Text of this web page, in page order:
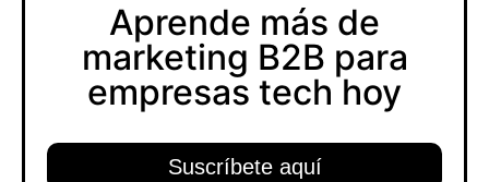
Aprende más de
marketing B2B para
empresas tech hoy​
Suscríbete aquí